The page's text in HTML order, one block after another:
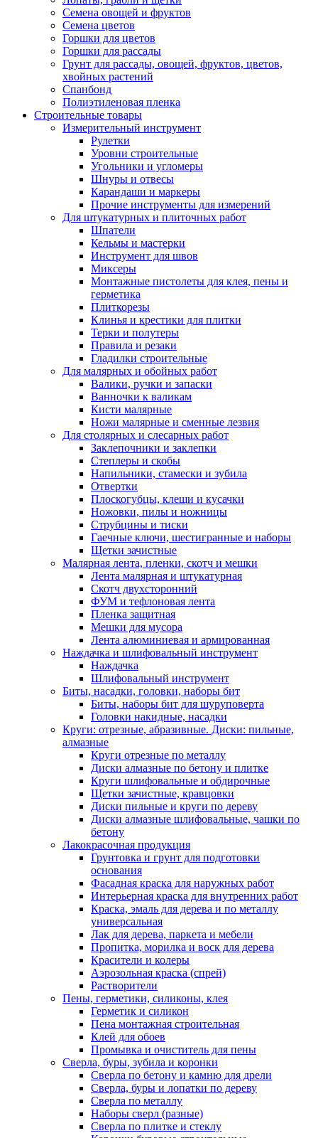
Семена овощей и фруктов
Семена цветов
Горшки для цветов
Горшки для рассады
Грунт для рассады, овощей, фруктов, цветов,
хвойных растений
Спанбонд
Полиэтиленовая пленка
Строительные товары
Измерительный инструмент
Рулетки
Уровни строительные
Угольники и угломеры
Шнуры и отвесы
Карандаши и маркеры
Прочие инструменты для измерений
Для штукатурных и плиточных работ
Шпатели
Кельмы и мастерки
Инструмент для швов
Миксеры
Монтажные пистолеты для клея, пены и
герметика
Плиткорезы
Клинья и крестики для плитки
Терки и полутеры
Правила и резаки
Гладилки строительные
Для малярных и обойных работ
Валики, ручки и запаски
Ванночки к валикам
Кисти малярные
Ножи малярные и сменные лезвия
Для столярных и слесарных работ
Заклепочники и заклепки
Степлеры и скобы
Напильники, стамески и зубила
Отвертки
Плоскогубцы, клещи и кусачки
Ножовки, пилы и ножницы
Струбцины и тиски
Гаечные ключи, шестигранные и наборы
Щетки зачистные
Малярная лента, пленки, скотч и мешки
Лента малярная и штукатурная
Скотч двухсторонний
ФУМ и тефлоновая лента
Пленка защитная
Мешки для мусора
Лента алюминиевая и армированная
Наждачка и шлифовальный инструмент
Наждачка
Шлифовальный инструмент
Биты, насадки, головки, наборы бит
Биты, наборы бит для шуруповерта
Головки накидные, насадки
Круги: отрезные, абразивные. Диски: пильные,
алмазные
Круги отрезные по металлу
Диски алмазные по бетону и плитке
Круги шлифовальные и обдирочные
Щетки зачистные, кравцовки
Диски пильные и круги по дереву
Диски алмазные шлифовальные, чашки по
бетону
Лакокрасочная продукция
Грунтовка и грунт для подготовки
основания
Фасадная краска для наружных работ
Интерьерная краска для внутренних работ
Краска, эмаль для дерева и по металлу
универсальная
Лак для дерева, паркета и мебели
Пропитка, морилка и воск для дерева
Красители и колеры
Аэрозольная краска (спрей)
Растворители
Пены, герметики, силиконы, клея
Герметик и силикон
Пена монтажная строительная
Клей для обоев
Промывка и очиститель для пены
Сверла, буры, зубила и коронки
Сверла по бетону и камню для дрели
Сверла, буры и лопатки по дереву
Сверла по металлу
Наборы сверл (разные)
Сверла по плитке и стеклу